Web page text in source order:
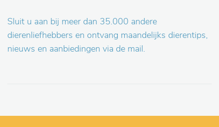
Sluit u aan bij meer dan 35.000 andere
dierenliefhebbers en ontvang maandelijks dierentips,
nieuws en aanbiedingen via de mail.